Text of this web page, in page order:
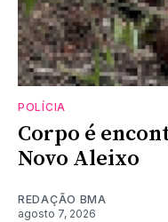
POLÍCIA
Corpo é
Novo Aleixo
REDAÇÃO BMA
agosto 7, 2026